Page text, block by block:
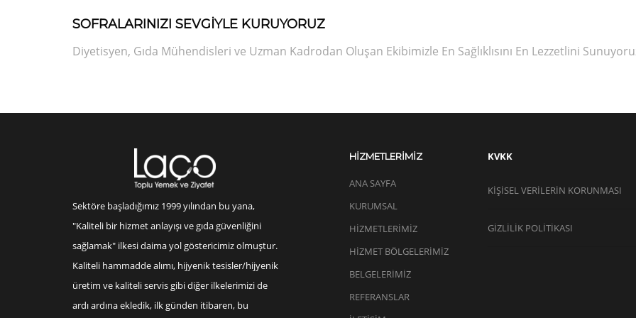
SOFRALARINIZI SEVGİYLE KURUYORUZ
Diyetisyen, Gıda Mühendisleri ve Uzman Kadrodan Oluşan Ekibimizle En Sağlıklısını En Lezzetlini
Sektöre başladığımız 1999 yılından bu yana,
"Kaliteli bir hizmet anlayışı ve gıda güvenliğini
sağlamak" ilkesi daima yol göstericimiz olmuştur.
Kaliteli hammadde alımı, hijyenik tesisler/hijyenik
üretim ve kaliteli servis gibi diğer ilkelerimizi de
ardı ardına ekledik, ilk günden itibaren, bu
HİZMETLERİMİZ
ANA SAYFA
KURUMSAL
HİZMETLERİMİZ
HİZMET BÖLGELERİMİZ
BELGELERİMİZ
REFERANSLAR
KVKK
KIŞISEL VERILERIN KORUNMASI
GİZLİLİK POLİTİKASI